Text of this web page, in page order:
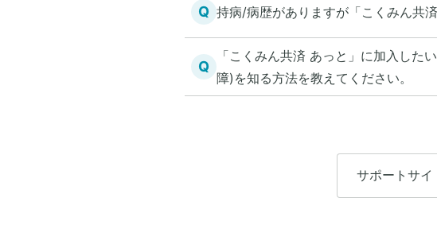
Q 持病/病歴がありますが「こくみん共
Q
「こくみん共済 あっと」に加入した
障)を知る方法を教えてください。
サポートサイ